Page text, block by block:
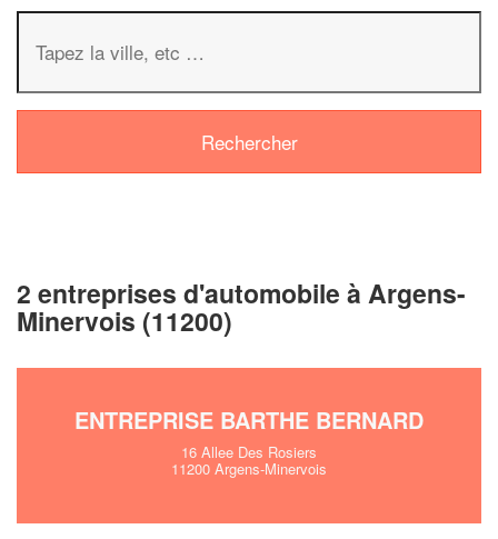
2 entreprises d'automobile à Argens-
Minervois (11200)
ENTREPRISE BARTHE BERNARD
16 Allee Des Rosiers
11200 Argens-Minervois
✕
Augmentez votrechiffre
vos